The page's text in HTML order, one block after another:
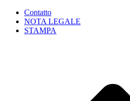
Contatto
NOTA LEGALE
STAMPA